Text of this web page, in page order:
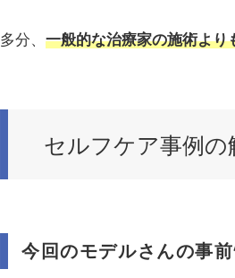
多分、 一般的な治療家の施術より
セルフケア事例の
今回のモデルさんの事